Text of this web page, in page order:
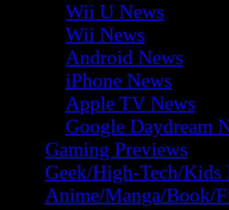
Wii U News
Wii News
Android News
iPhone News
Apple TV News
Google Daydream
Gaming Previews
Geek/High-Tech/Kids
Anime/Manga/Book/